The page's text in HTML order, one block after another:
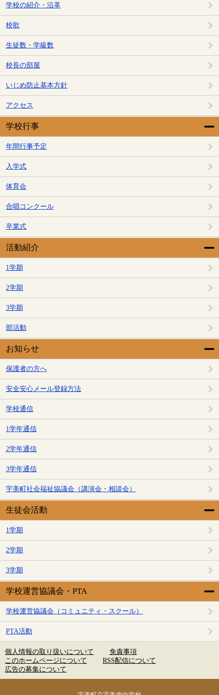
学校の紹介・沿革
校歌
生徒数・学級数
校長の部屋
いじめ防止基本方針
アクセス
学校行事
年間行事予定
入学式
体育会
合唱コンクール
卒業式
活動紹介
1学期
2学期
3学期
部活動
お知らせ
保護者の方へ
安全安心メール登録方法
学校通信
1学年通信
2学年通信
3学年通信
宇美町社会福祉協議会（講演会・相談会）
生徒会活動
1学期
2学期
3学期
学校運営協議会・PTA
学校運営協議会（コミュニティ・スクール）
PTA活動
個人情報の取り扱いについて
免責事項
このホームページについて
RSS配信について
広告の募集について